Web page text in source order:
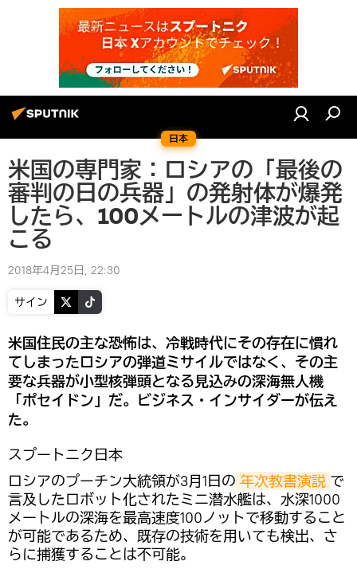
日本
米国の専門家：ロシアの「最後の
審判の日の兵器」の発射体が爆発
したら、100メートルの津波が起
こる
2018年4月25日, 22:30
サイン
米国住民の主な恐怖は、冷戦時代にその存在に慣れ
てしまったロシアの弾道ミサイルではなく、その主
要な兵器が小型核弾頭となる見込みの深海無人機
「ポセイドン」だ。ビジネス・インサイダーが伝え
た。
スプートニク日本
ロシアのプーチン大統領が3月1日の 年次教書演説 で
言及したロボット化されたミニ潜水艦は、水深1000
メートルの深海を最高速度100ノットで移動すること
が可能であるため、既存の技術を用いても検出、さ
らに捕獲することは不可能。